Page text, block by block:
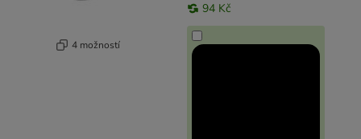
4 možností
94 Kč